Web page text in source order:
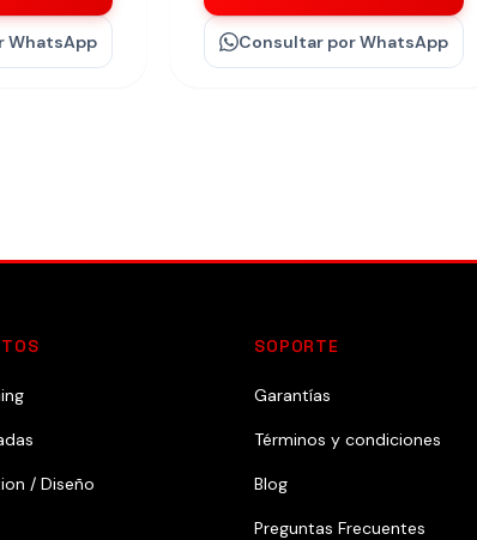
WhatsApp Consultar por WhatsApp
/ Diseño
SOPORTE
Garantías
Términos y condiciones
Blog
Preguntas Frecuentes